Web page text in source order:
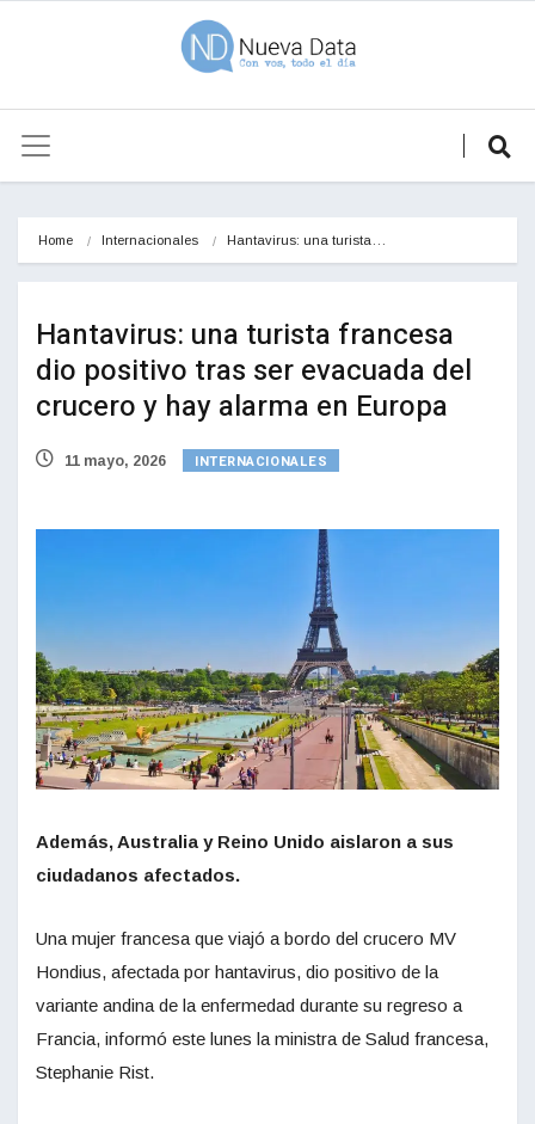
Home Internacionales Hantavirus: una turista…
Hantavirus: una turista francesa
dio positivo tras ser evacuada del
crucero y hay alarma en Europa
11 mayo, 2026 INTERNACIONALES
Además, Australia y Reino Unido aislaron a sus
ciudadanos afectados.
Una mujer francesa que viajó a bordo del crucero MV
Hondius, afectada por hantavirus, dio positivo de la
variante andina de la enfermedad durante su regreso a
Francia, informó este lunes la ministra de Salud francesa,
Stephanie Rist.